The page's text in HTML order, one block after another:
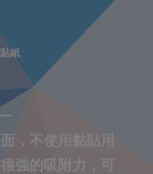
紙
，不使用黏貼用
強的吸附力，可